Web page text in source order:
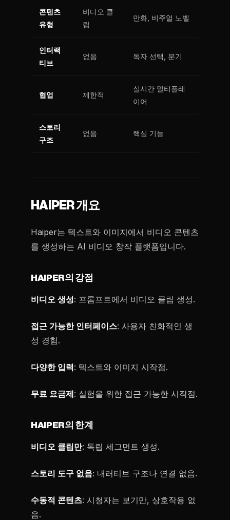
콘텐츠
유형
비디오 클
립
만화, 비주얼 노벨
인터랙
티브
없음 독자 선택, 분기
협업 제한적
실시간 멀티플레
이어
스토리
구조
없음 핵심 기능
HAIPER 개요
Haiper는 텍스트와 이미지에서 비디오 콘텐츠
를 생성하는 AI 비디오 창작 플랫폼입니다.
HAIPER의 강점
비디오 생성: 프롬프트에서 비디오 클립 생성.
접근 가능한 인터페이스: 사용자 친화적인 생
성 경험.
다양한 입력: 텍스트와 이미지 시작점.
무료 요금제: 실험을 위한 접근 가능한 시작점.
HAIPER의 한계
비디오 클립만: 독립 세그먼트 생성.
스토리 도구 없음: 내러티브 구조나 연결 없음.
수동적 콘텐츠: 시청자는 보기만, 상호작용 없
음.